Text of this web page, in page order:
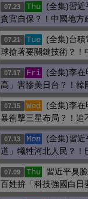
07.23 Thu
(全集)習近
貪官自保？！中國地方
07.21 Tue
(全集)台積
球搶著要關鍵技術？！
07.17 Fri
(全集)李在
高」害慘美日台？！韓
07.15 Wed
(全集)李在
暴衝擊三星布局？！追
07.13 Mon
(全集)習近
道」犧牲河北人民？！
07.09 Thu
習近平臭
百姓拚「科技強國白日